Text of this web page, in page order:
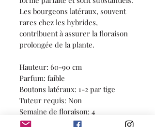
Les bourgeons latéraux, souvent
rares chez les hybrides,
contribuent à assurer la floraison
prolongée de la plante.
Hauteur: 60-90 cm
Parfum: faible
Boutons latéraux: 1-2 par tige
Tuteur requis: Non
Semaine de floraison: 4